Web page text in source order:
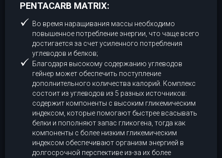
PENTACARB MATRIX:
Во время наращивания массы необходимо
повышенное потребление энергии, что чаще всего
достигается за счет усиленного потребления
углеводов и белков;
Благодаря высокому содержанию углеводов
гейнер может обеспечить поступление
дополнительного количества калорий. Комплекс
состоит из углеводов из 5 разных источников:
содержит компоненты с высоким гликемическим
индексом, которые помогают быстрее всасывать
белки и пополняют запас гликогена, тогда как
компоненты с более низким гликемическим
индексом обеспечивают организм энергией в
долгосрочной перспективе из-за их более